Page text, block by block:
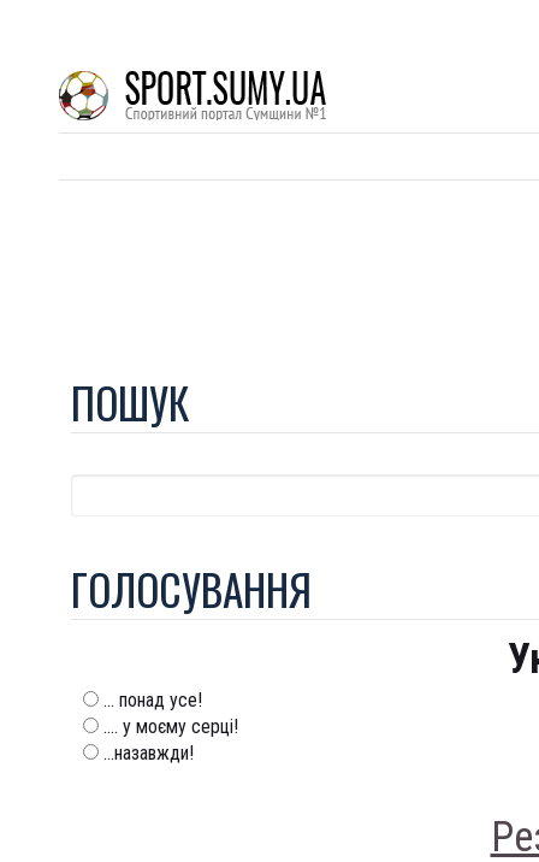
ПОШУК
ГОЛОСУВАННЯ
... понад усе!
.... у моєму серці!
...назавжди!